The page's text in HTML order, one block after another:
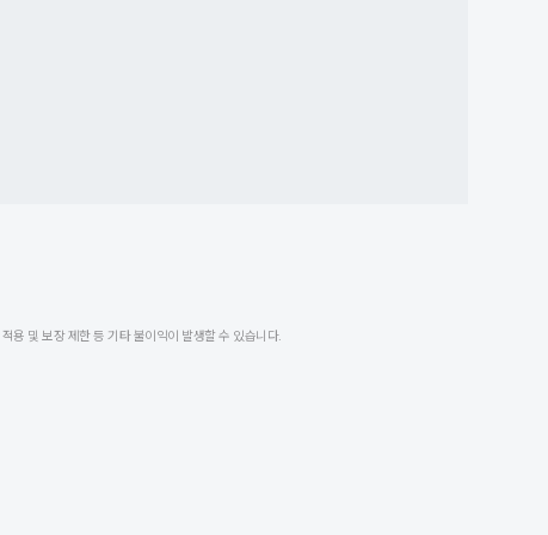
용 및 보장 제한 등 기타 불이익이 발생할 수 있습니다.